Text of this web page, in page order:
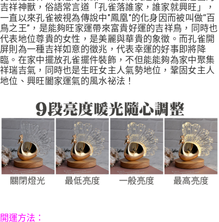
吉祥神獸，俗語常言道「孔雀落誰家，誰家就興旺」，
一直以來孔雀被視為傳說中"鳳凰"的化身因而被叫做“百
鳥之王”，是能夠旺家運帶來富貴好運的吉祥鳥，同時也
代表地位尊貴的女性，是美麗與華貴的象徵。而孔雀開
屏則為一種吉祥如意的徵兆，代表幸運的好事即將降
臨。在家中擺放孔雀擺件裝飾，不但能能夠為家中聚集
祥瑞吉氣，同時也是生旺女主人氣勢地位，鞏固女主人
地位、興旺闔家運氣的風水祕法！
開運方法：